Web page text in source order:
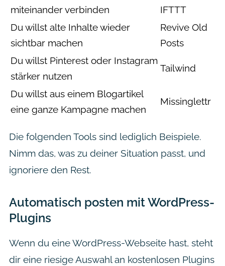
miteinander verbinden
IFTTT
Du willst alte Inhalte wieder
sichtbar machen
Revive Old
Posts
Du willst Pinterest oder Instagram
stärker nutzen
Tailwind
Du willst aus einem Blogartikel
eine ganze Kampagne machen
Missinglettr
Die folgenden Tools sind lediglich Beispiele.
Nimm das, was zu deiner Situation passt, und
ignoriere den Rest.
Automatisch posten mit WordPress-
Plugins
Wenn du eine WordPress-Webseite hast, steht
dir eine riesige Auswahl an kostenlosen Plugins